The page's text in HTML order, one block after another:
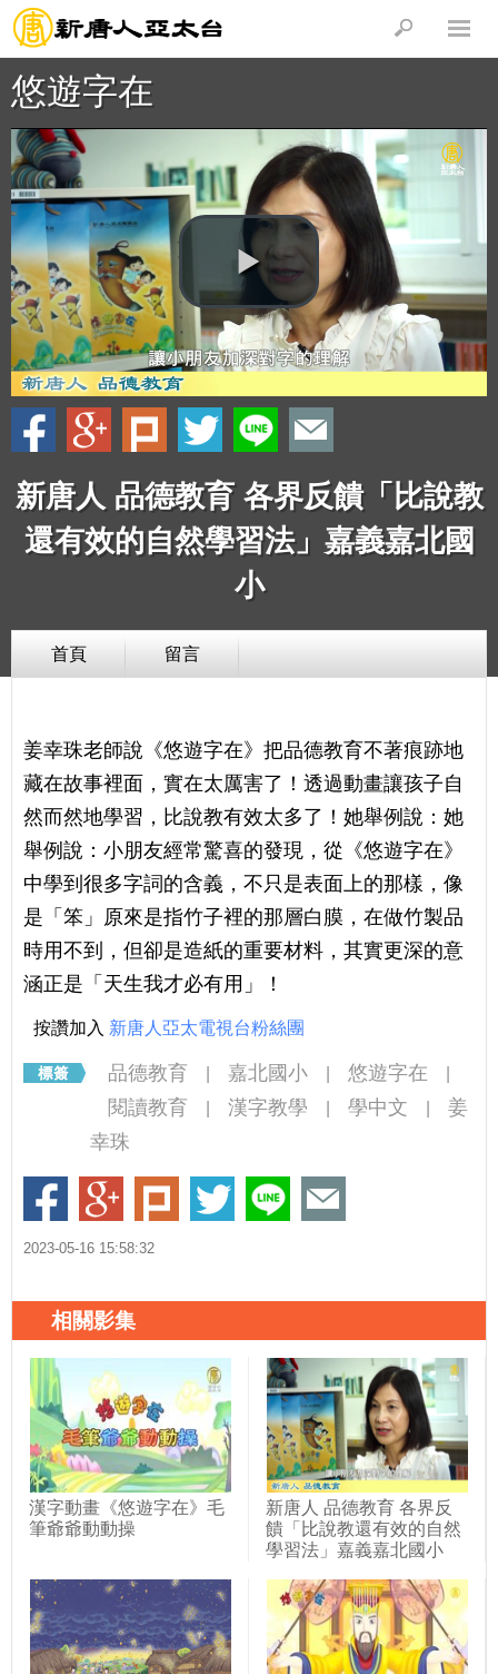
悠遊字在
新唐人 品德教育 各界反饋「比說教
還有效的自然學習法」嘉義嘉北國
小
首頁 留言
姜幸珠老師說《悠遊字在》把品德教育不著痕跡地
藏在故事裡面，實在太厲害了！透過動畫讓孩子自
然而然地學習，比說教有效太多了！她舉例說：她
舉例說：小朋友經常驚喜的發現，從《悠遊字在》
中學到很多字詞的含義，不只是表面上的那樣，像
是「笨」原來是指竹子裡的那層白膜，在做竹製品
時用不到，但卻是造紙的重要材料，其實更深的意
涵正是「天生我才必有用」！
按讚加入 新唐人亞太電視台粉絲團
品德教育 嘉北國小 悠遊字在
閱讀教育 漢字教學 學中文
姜
幸珠
2023-05-16 15:58:32
相關影集
漢字動畫《悠遊字在》毛
筆爺爺動動操
新唐人 品德教育 各界反
饋「比說教還有效的自然
學習法」嘉義嘉北國小